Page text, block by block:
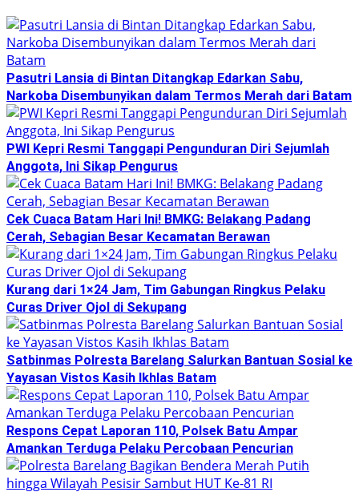
Pasutri Lansia di Bintan Ditangkap Edarkan Sabu,
Narkoba Disembunyikan dalam Termos Merah dari Batam
PWI Kepri Resmi Tanggapi Pengunduran Diri Sejumlah
Anggota, Ini Sikap Pengurus
Cek Cuaca Batam Hari Ini! BMKG: Belakang Padang
Cerah, Sebagian Besar Kecamatan Berawan
Kurang dari 1×24 Jam, Tim Gabungan Ringkus Pelaku
Curas Driver Ojol di Sekupang
Satbinmas Polresta Barelang Salurkan Bantuan Sosial ke
Yayasan Vistos Kasih Ikhlas Batam
Respons Cepat Laporan 110, Polsek Batu Ampar
Amankan Terduga Pelaku Percobaan Pencurian